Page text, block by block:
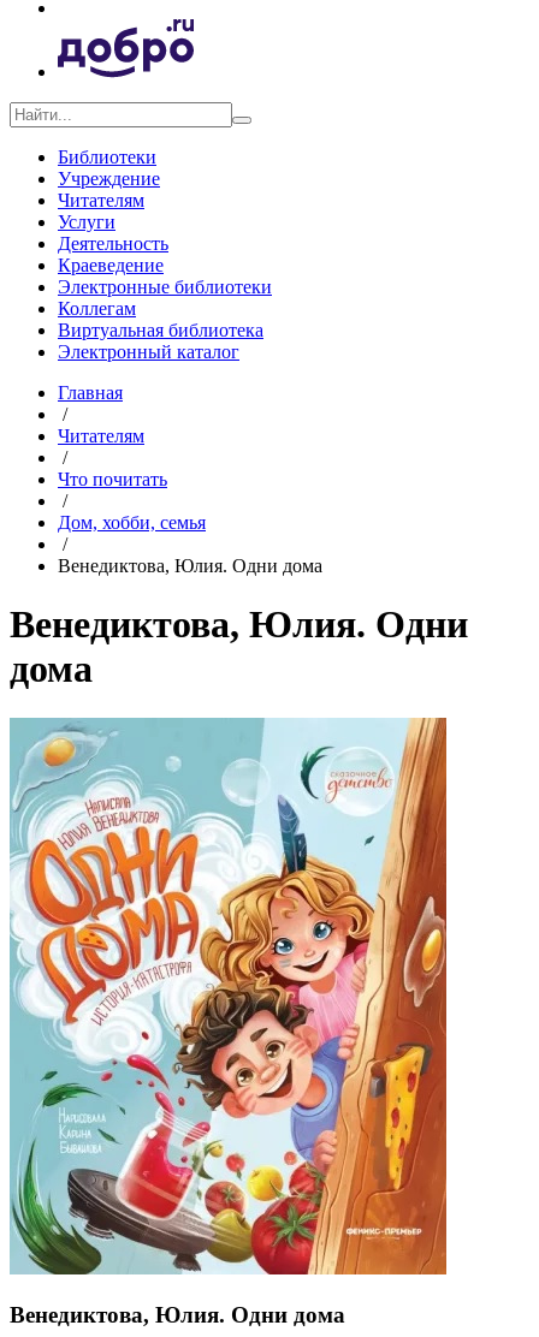
Библиотеки
Учреждение
Читателям
Услуги
Деятельность
Краеведение
Электронные библиотеки
Коллегам
Виртуальная библиотека
Электронный каталог
Главная
/
Читателям
/
Что почитать
/
Дом, хобби, семья
/
Венедиктова, Юлия. Одни дома
Венедиктова, Юлия. Одни
дома
Венедиктова, Юлия. Одни дома